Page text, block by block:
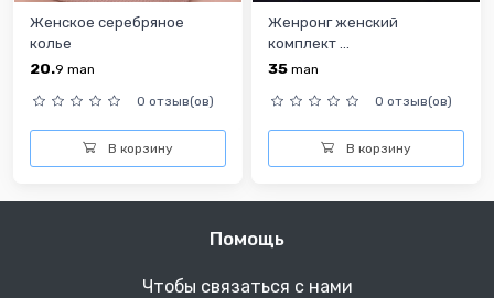
Женское серебряное
колье
20.9 man
0 отзыв(ов)
В корзину
Женронг женский
комплект ...
35 man
0 отзыв(ов)
В корзину
Помощь
Чтобы связаться с нами